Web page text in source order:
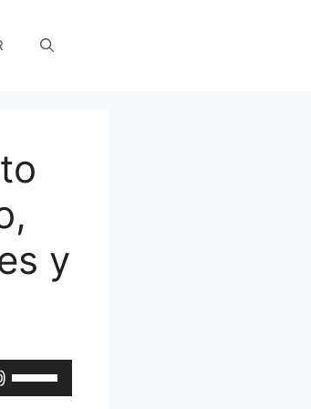
y
Utiliza
las